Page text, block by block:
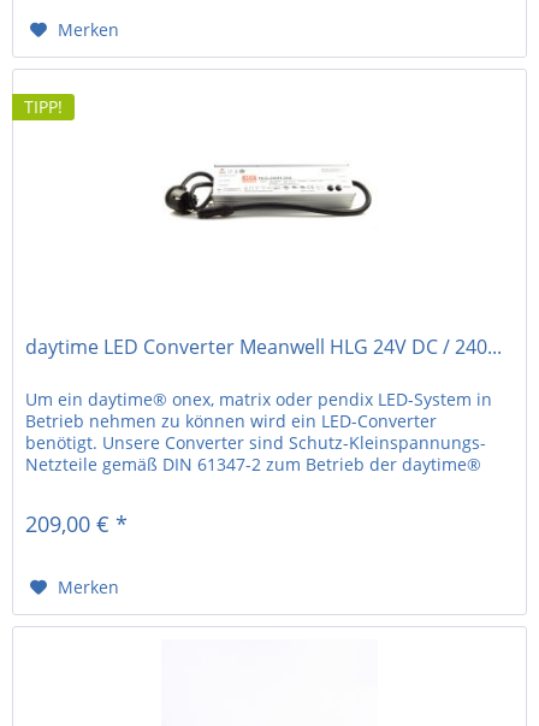
Merken
TIPP!
daytime LED Converter Meanwell HLG 24V DC / 240...
Um ein daytime® onex, matrix oder pendix LED-System in
Betrieb nehmen zu können wird ein LED-Converter
benötigt. Unsere Converter sind Schutz-Kleinspannungs-
Netzteile gemäß DIN 61347-2 zum Betrieb der daytime®
209,00 € *
Merken